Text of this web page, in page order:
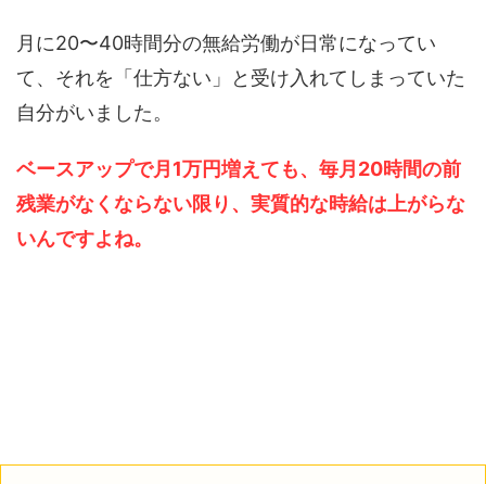
月に20〜40時間分の無給労働が日常になってい
て、それを「仕方ない」と受け入れてしまっていた
自分がいました。
ベースアップで月1万円増えても、毎月20時間の前
残業がなくならない限り、実質的な時給は上がらな
いんですよね。